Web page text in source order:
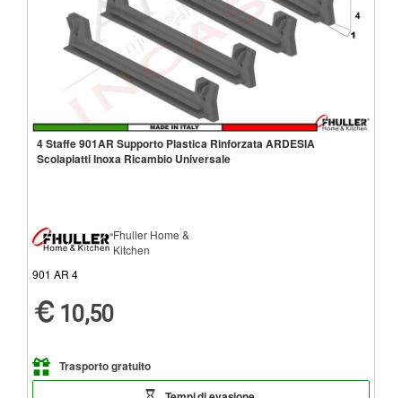
4 Staffe 901AR Supporto Plastica Rinforzata ARDESIA
Scolapiatti Inoxa Ricambio Universale
Fhuller Home &
Kitchen
901 AR 4
10,50
Trasporto gratuito